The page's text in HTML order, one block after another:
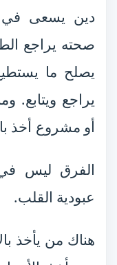
دين يسعى
صحته يراجع
يصلح ما
يراجع
أو مشروع أخذ
الفرق ليس
عبودية القلب.
هناك من يأخذ